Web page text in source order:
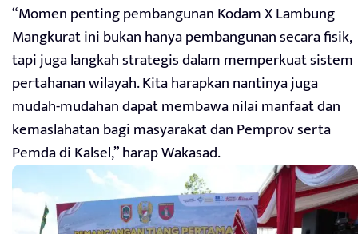
“Momen penting pembangunan Kodam X Lambung
Mangkurat ini bukan hanya pembangunan secara fisik,
tapi juga langkah strategis dalam memperkuat sistem
pertahanan wilayah. Kita harapkan nantinya juga
mudah-mudahan dapat membawa nilai manfaat dan
kemaslahatan bagi masyarakat dan Pemprov serta
Pemda di Kalsel,” harap Wakasad.